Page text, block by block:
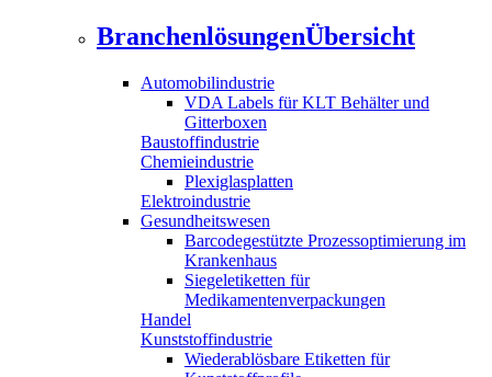
BranchenlösungenÜbersicht
Automobilindustrie
VDA Labels für KLT Behälter und
Gitterboxen
Baustoffindustrie
Chemieindustrie
Plexiglasplatten
Elektroindustrie
Gesundheitswesen
Barcodegestützte Prozessoptimierung im
Krankenhaus
Siegeletiketten für
Medikamentenverpackungen
Handel
Kunststoffindustrie
Wiederablösbare Etiketten für